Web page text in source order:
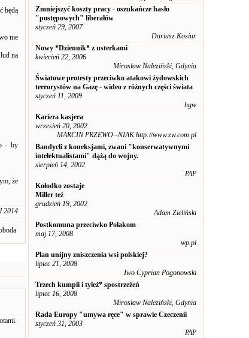
będą
nie
na
- by
że
2014
Zmniejszyć koszty pracy - oszukańcze hasło
"postępowych" liberałów
styczeń 29, 2007
Dariusz Kosiur
Nowy *Dziennik* z usterkami
kwiecień 22, 2006
Mirosław Naleziński, Gdynia
Światowe protesty przeciwko atakowi żydowskich
terrorystów na Gazę - wideo z różnych części świata
styczeń 11, 2009
hgw
Kariera kasjera
wrzesień 20, 2002
MARCIN PRZEWO¬NIAK http://www.zw.com.pl
Bandycli z koneksjami, zwani "konserwatywnymi
intelektualistami" dążą do wojny.
sierpień 14, 2002
PAP
Kołodko zostaje
Miller też
grudzień 19, 2002
Adam Zieliński
Postkomuna przeciwko Polakom
maj 17, 2008
wp.pl
Plan unijny zniszczenia wsi polskiej?
lipiec 21, 2008
Iwo Cyprian Pogonowski
Trzech kumpli i tyleż* spostrzeżeń
lipiec 16, 2008
Mirosław Naleziński, Gdynia
Rada Europy "umywa ręce" w sprawie Czeczenii
styczeń 31, 2003
PAP